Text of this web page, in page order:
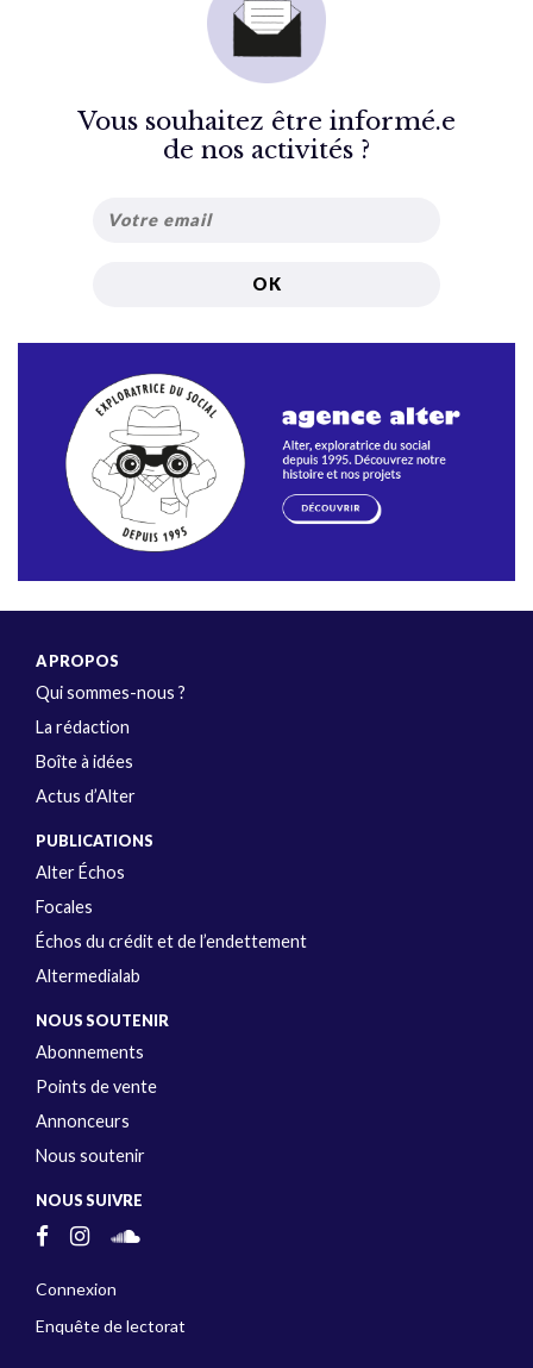
Vous souhaitez être informé.e
de nos activités ?
A PROPOS
Qui sommes-nous ?
La rédaction
Boîte à idées
Actus d’Alter
PUBLICATIONS
Alter Échos
Focales
Échos du crédit et de l’endettement
Altermedialab
NOUS SOUTENIR
Abonnements
Points de vente
Annonceurs
Nous soutenir
NOUS SUIVRE
Connexion
Enquête de lectorat